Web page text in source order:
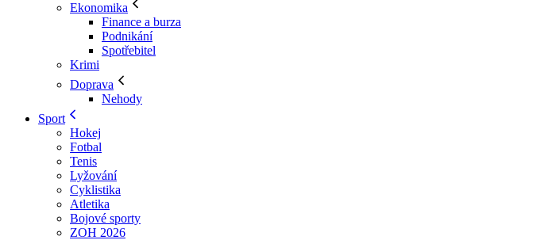
Ekonomika
Finance a burza
Podnikání
Spotřebitel
Krimi
Doprava
Nehody
Sport
Hokej
Fotbal
Tenis
Lyžování
Cyklistika
Atletika
Bojové sporty
ZOH 2026